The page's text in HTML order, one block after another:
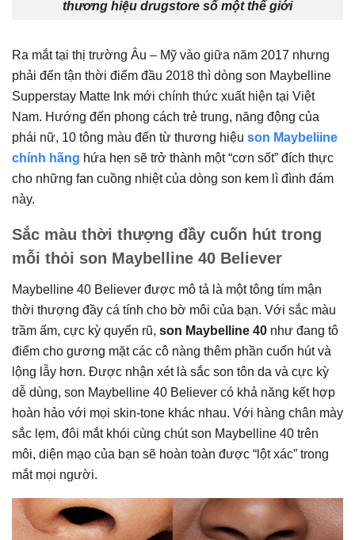
thương hiệu drugstore số một thế giới
Ra mắt tại thị trường Âu – Mỹ vào giữa năm 2017 nhưng
phải đến tận thời điểm đầu 2018 thì dòng son Maybelline
Supperstay Matte Ink mới chính thức xuất hiện tại Việt
Nam. Hướng đến phong cách trẻ trung, năng động của
phái nữ, 10 tông màu đến từ thương hiệu son Maybeliine
chính hãng hứa hẹn sẽ trở thành một “cơn sốt” đích thực
cho những fan cuồng nhiệt của dòng son kem lì đình đám
này.
Sắc màu thời thượng đầy cuốn hút trong
mỗi thỏi son Maybelline 40 Believer
Maybelline 40 Believer được mô tả là một tông tím mận
thời thượng đầy cá tính cho bờ môi của bạn. Với sắc màu
trầm ấm, cực kỳ quyến rũ, son Maybelline 40 như đang tô
điểm cho gương mặt các cô nàng thêm phần cuốn hút và
lộng lẫy hơn. Được nhận xét là sắc son tôn da và cực kỳ
dễ dùng, son Maybelline 40 Believer có khả năng kết hợp
hoàn hảo với mọi skin-tone khác nhau. Với hàng chân mày
sắc lẹm, đôi mắt khói cùng chút son Maybelline 40 trên
môi, diện mạo của bạn sẽ hoàn toàn được “lột xác” trong
mắt mọi người.